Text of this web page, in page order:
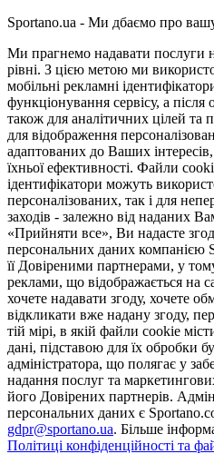
Sportano.ua - Ми дбаємо про
Ми прагнемо надавати
рівні. З цією метою ми
мобільні рекламні
функціонування сервісу, а
також для аналітичних цілей та
для відображення
адаптованих до Ваших
їхньої ефективності. Файли
ідентифікатори можуть
персоналізованих, так і для
заходів - залежно від наданих
«Прийняти все», Ви надасте
персональних даних компанією
її Довіреними партнерами, у
реклами, що відображається на
хочете надавати згоду, хочете
відкликати вже надану згоду,
тій мірі, в якій файли cookie
дані, підставою для їх обробки
адміністратора, що полягає у
надання послуг та
його Довірених партнерів.
персональних даних є
gdpr@sportano.ua. Більше
Політиці конфіденційності та